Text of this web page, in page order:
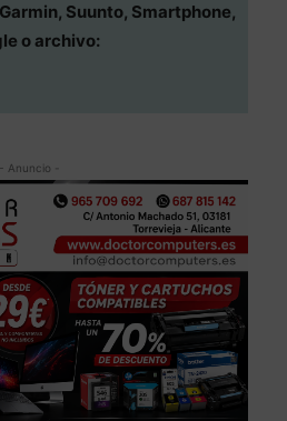
Suunto, Smartphone,
o archivo:
- Anuncio -